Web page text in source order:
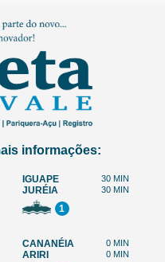
informações:
IGUAPE 30 MIN
JURÉIA 30 MIN
1
CANANÉIA 0 MIN
ARIRI 0 MIN